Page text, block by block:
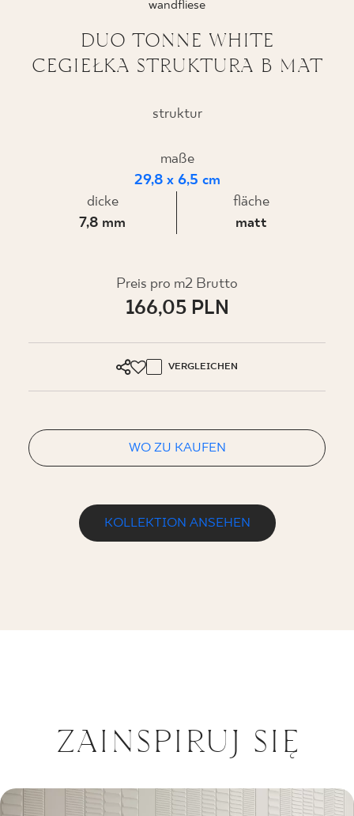
WO ZU KAUFEN
ÜBER UNS
MEIN PROFIL
EN SK DE UK
wandfliese
DUO TONNE WHITE
CEGIEŁKA STRUKTURA B MAT
struktur
maße
29,8 x 6,5 cm
dicke
7,8 mm
fläche
matt
Preis pro m2 Brutto
166,05 PLN
VERGLEICHEN
WO ZU KAUFEN
KOLLEKTION ANSEHEN
ZAINSPIRUJ SIĘ